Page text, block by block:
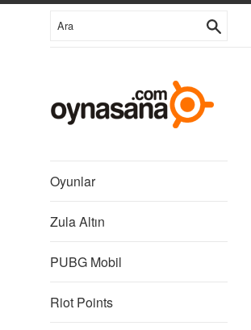
İçeriğe
Oyunlar
Zula Altın
PUBG Mobil
Riot Points